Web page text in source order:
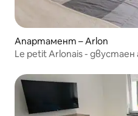
Апартамент – Arlon
Le petit Arlonais -